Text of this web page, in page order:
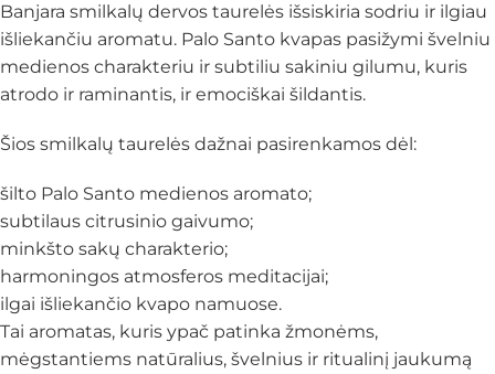
Banjara smilkalų dervos taurelės išsiskiria sodriu ir ilgiau
išliekančiu aromatu. Palo Santo kvapas pasižymi švelniu
medienos charakteriu ir subtiliu sakiniu gilumu, kuris
atrodo ir raminantis, ir emociškai šildantis.
Šios smilkalų taurelės dažnai pasirenkamos dėl:
šilto Palo Santo medienos aromato;
subtilaus citrusinio gaivumo;
minkšto sakų charakterio;
harmoningos atmosferos meditacijai;
ilgai išliekančio kvapo namuose.
Tai aromatas, kuris ypač patinka žmonėms,
mėgstantiems natūralius, švelnius ir ritualinį jaukumą